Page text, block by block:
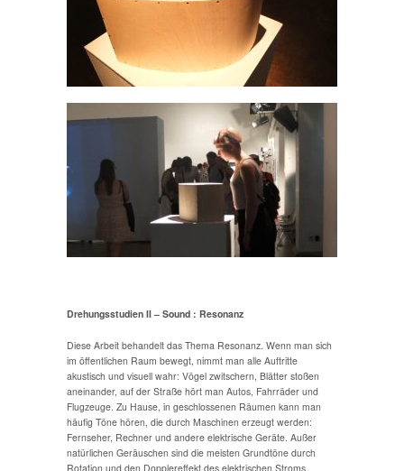
Drehungsstudien II – Sound : Resonanz
Diese Arbeit behandelt das Thema Resonanz. Wenn man sich
im öffentlichen Raum bewegt, nimmt man alle Auftritte
akustisch und visuell wahr: Vögel zwitschern, Blätter stoßen
aneinander, auf der Straße hört man Autos, Fahrräder und
Flugzeuge. Zu Hause, in geschlossenen Räumen kann man
häufig Töne hören, die durch Maschinen erzeugt werden:
Fernseher, Rechner und andere elektrische Geräte. Außer
natürlichen Geräuschen sind die meisten Grundtöne durch
Rotation und den Dopplereffekt des elektrischen Stroms